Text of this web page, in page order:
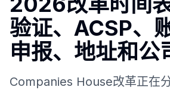
验证、ACSP、
申报、地址和公
Companies House改革正在